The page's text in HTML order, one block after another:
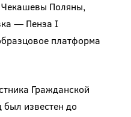
Чекашевы Поляны,
— Пенза I
платформа
Гражданской
известен до